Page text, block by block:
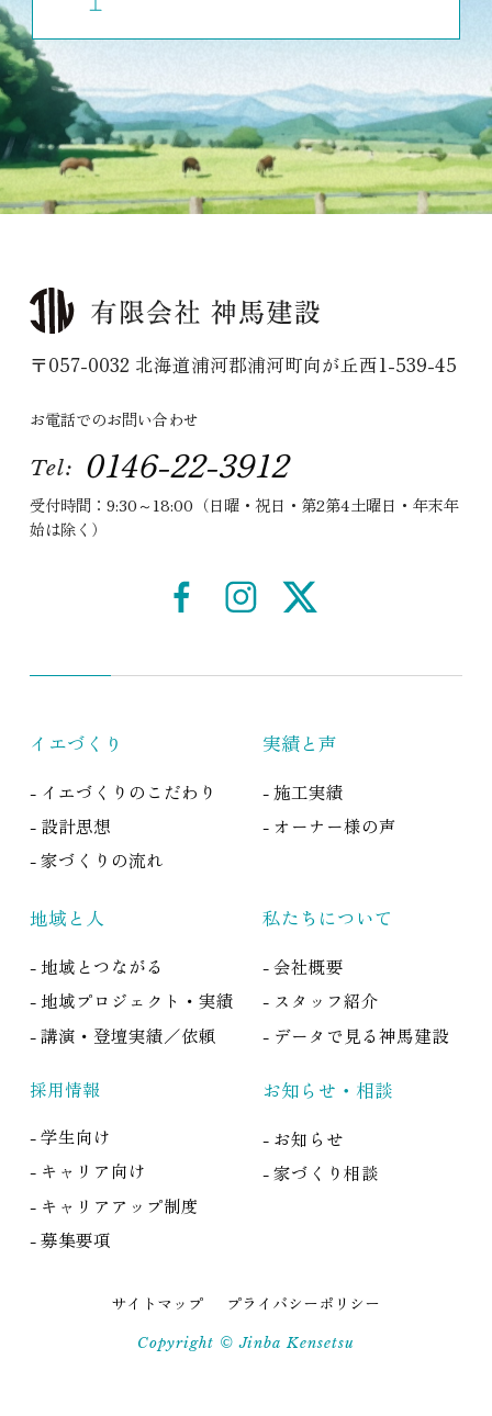
〒057-0032 北海道浦河郡浦河町向が丘西1-539-45
お電話でのお問い合わせ
Tel: 0146-22-3912
受付時間：9:30～18:00（日曜・祝日・第2第4土曜日・年末年
始は除く）
イエづくり
- イエづくりのこだわり
- 設計思想
- 家づくりの流れ
実績と声
- 施工実績
- オーナー様の声
地域と人
- 地域とつながる
- 地域プロジェクト・実績
- 講演・登壇実績／依頼
私たちについて
- 会社概要
- スタッフ紹介
- データで見る神馬建設
採用情報
- 学生向け
- キャリア向け
- キャリアアップ制度
- 募集要項
お知らせ・相談
- お知らせ
- 家づくり相談
サイトマップ プライバシーポリシー
Copyright © Jinba Kensetsu